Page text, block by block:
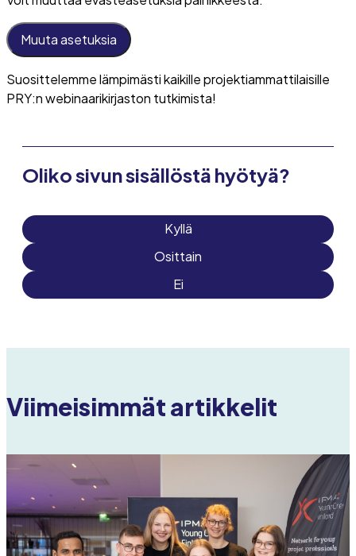
Muuta asetuksia
Suosittelemme lämpimästi kaikille projektiammattilaisille
PRY:n webinaarikirjaston tutkimista!
Oliko sivun sisällöstä hyötyä?
Kyllä
Osittain
Ei
Viimeisimmät artikkelit